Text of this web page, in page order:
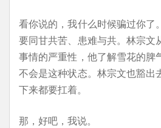
看你说的，我什么时候骗过你了
要同甘共苦、患难与共。林宗文
事情的严重性，他了解雪花的脾
不会是这种状态。林宗文也豁出
下来都要扛着。
那，好吧，我说。